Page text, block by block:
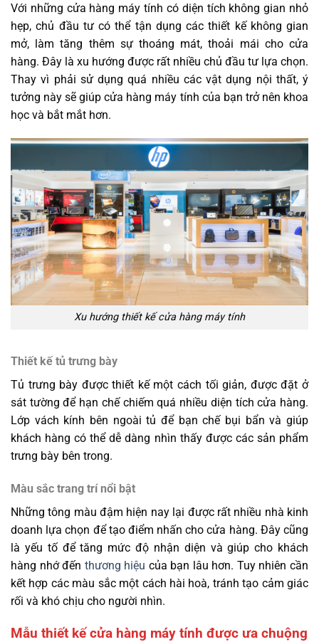
Với những cửa hàng máy tính có diện tích không gian nhỏ
hẹp, chủ đầu tư có thể tận dụng các thiết kế không gian
mở, làm tăng thêm sự thoáng mát, thoải mái cho cửa
hàng. Đây là xu hướng được rất nhiều chủ đầu tư lựa chọn.
Thay vì phải sử dụng quá nhiều các vật dụng nội thất, ý
tưởng này sẽ giúp cửa hàng máy tính của bạn trở nên khoa
học và bắt mắt hơn.
Xu hướng thiết kế cửa hàng máy tính
Thiết kế tủ trưng bày
Tủ trưng bày được thiết kế một cách tối giản, được đặt ở
sát tường để hạn chế chiếm quá nhiều diện tích cửa hàng.
Lớp vách kính bên ngoài tủ để bạn chế bụi bẩn và giúp
khách hàng có thể dễ dàng nhìn thấy được các sản phẩm
trưng bày bên trong.
Màu sắc trang trí nổi bật
Những tông màu đậm hiện nay lại được rất nhiều nhà kinh
doanh lựa chọn để tạo điểm nhấn cho cửa hàng. Đây cũng
là yếu tố để tăng mức độ nhận diện và giúp cho khách
hàng nhớ đến thương hiệu của bạn lâu hơn. Tuy nhiên cần
kết hợp các màu sắc một cách hài hoà, tránh tạo cảm giác
rối và khó chịu cho người nhìn.
Mẫu thiết kế cửa hàng máy tính được ưa chuộng